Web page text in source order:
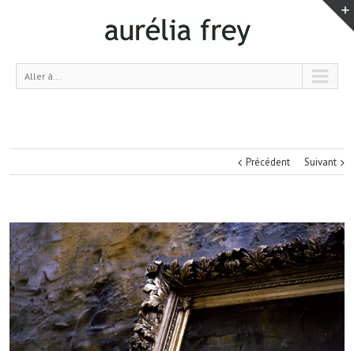
Aller à...
Précédent Suivant